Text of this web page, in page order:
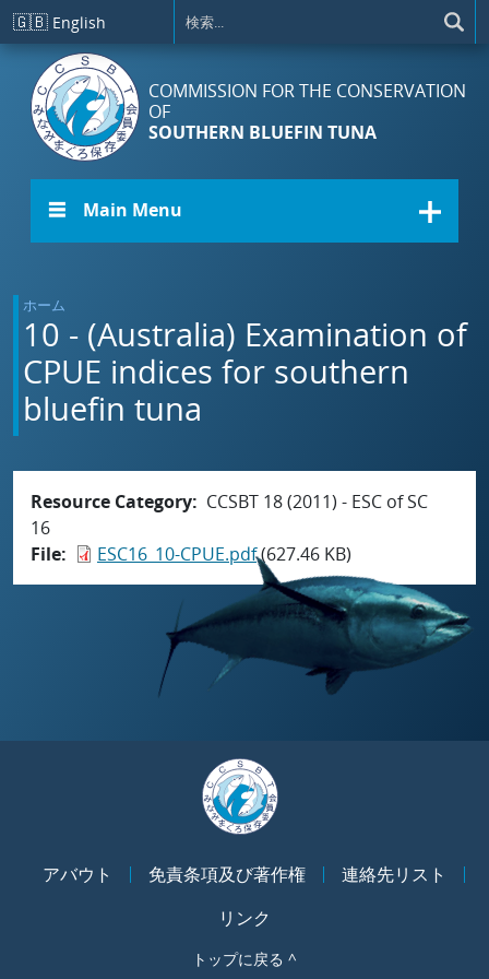
メインコンテンツに移動
🇬🇧 English
COMMISSION FOR THE CONSERVATION
OF
SOUTHERN BLUEFIN TUNA
☰ Main Menu
ホーム
10 - (Australia) Examination of
CPUE indices for southern
bluefin tuna
Resource Category
CCSBT 18 (2011) - ESC of SC
16
File
ESC16_10-CPUE.pdf(627.46 KB)
アバウト 免責条項及び著作権
連絡先リスト
リンク
トップに戻る ^